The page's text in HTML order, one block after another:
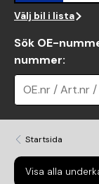
Välj bil i lista
Sök OE-
nummer:
OE.nr / Art.nr
Startsida
Visa alla